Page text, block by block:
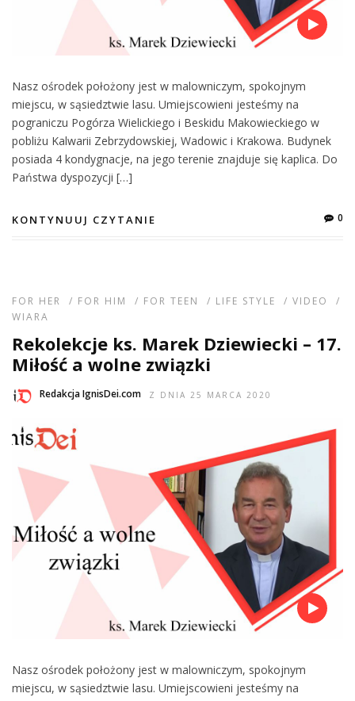
Nasz ośrodek położony jest w malowniczym, spokojnym
miejscu, w sąsiedztwie lasu. Umiejscowieni jesteśmy na
pograniczu Pogórza Wielickiego i Beskidu Makowieckiego w
pobliżu Kalwarii Zebrzydowskiej, Wadowic i Krakowa. Budynek
posiada 4 kondygnacje, na jego terenie znajduje się kaplica. Do
Państwa dyspozycji […]
KONTYNUUJ CZYTANIE 0
FOR HER / FOR HIM / FOR TEEN / LIFE STYLE / VIDEO
/
WIARA
Rekolekcje ks. Marek Dziewiecki – 17.
Miłość a wolne związki
Redakcja IgnisDei.com Z DNIA 25 MARCA 2020
Nasz ośrodek położony jest w malowniczym, spokojnym
miejscu, w sąsiedztwie lasu. Umiejscowieni jesteśmy na